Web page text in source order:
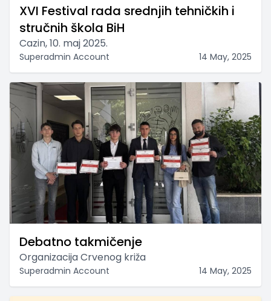
XVI Festival rada srednjih tehničkih i
stručnih škola BiH
Cazin, 10. maj 2025.
Superadmin Account 14 May, 2025
Debatno takmičenje
Organizacija Crvenog križa
Superadmin Account 14 May, 2025